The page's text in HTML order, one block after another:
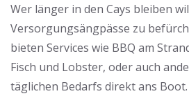
Wer länger in den Cays bleiben
Versorgungsängpässe zu
bieten Services wie BBQ am
Fisch und Lobster, oder auch
täglichen Bedarfs direkt ans Boot.